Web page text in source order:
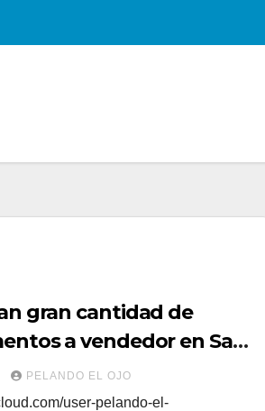
gran cantidad de
a vendedor en San
PELANDO EL OJO
user-pelando-el-